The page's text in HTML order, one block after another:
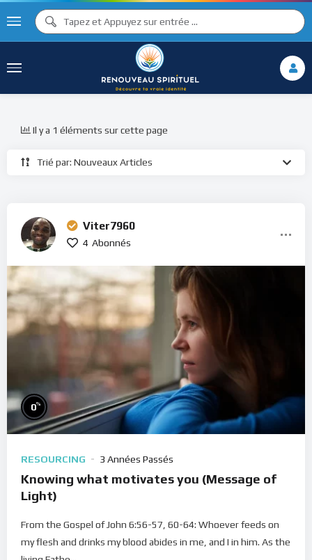
Trié par: Nouveaux Articles
Il y a 1 éléments sur cette page
Viter7960
4 Abonnés
0%
RESOURCING 3 Années Passés
Knowing what motivates you (Message of
Light)
From the Gospel of John 6:56-57, 60-64: Whoever feeds on
my flesh and drinks my blood abides in me, and I in him. As the